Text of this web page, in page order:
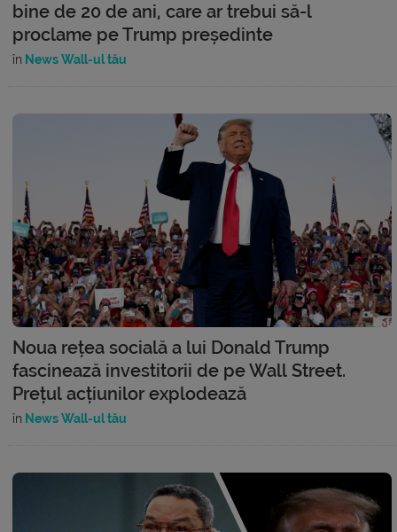
bine de 20 de ani, care ar trebui să-l
proclame pe Trump președinte
în News Wall-ul tău
Noua rețea socială a lui Donald Trump
fascinează investitorii de pe Wall Street.
Prețul acțiunilor explodează
în News Wall-ul tău